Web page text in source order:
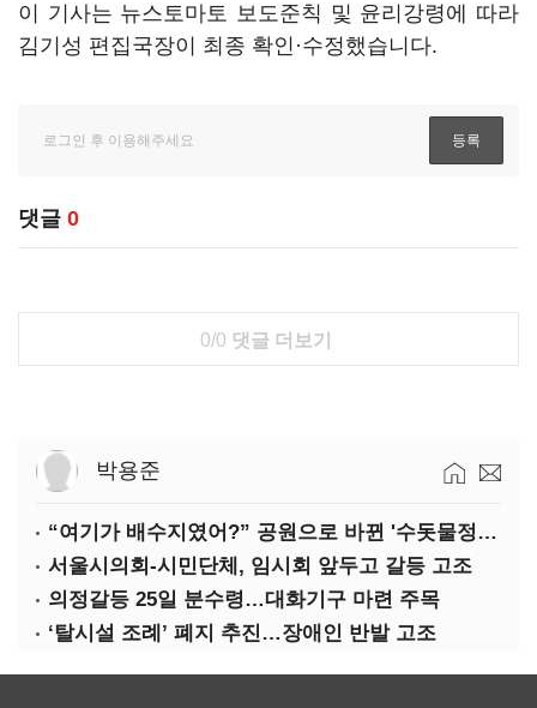
이 기사는 뉴스토마토 보도준칙 및 윤리강령에 따라
김기성 편집국장이 최종 확인·수정했습니다.
댓글 0
0/0 댓글 더보기
박용준
“여기가 배수지였어?” 공원으로 바뀐 '수돗물정거장'
서울시의회-시민단체, 임시회 앞두고 갈등 고조
의정갈등 25일 분수령…대화기구 마련 주목
‘탈시설 조례’ 폐지 추진…장애인 반발 고조